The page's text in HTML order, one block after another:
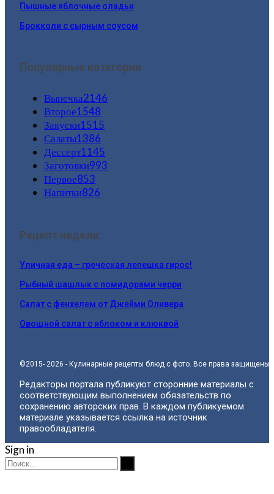
Пышные яблочные оладьи
Брокколи с сырным соусом
Популярные категории
Выпечка2146
Второе1548
Закуски1515
Салаты1386
Дессерт1145
Заготовки993
Первое853
Напитки826
Рецепт недели:
Уличная еда – греческая лепешка гирос!
Рыбный шашлык с помидорами черри
Салат с фенхелем от Джейми Оливера
Овощной салат с яблоком и клюквой
©2015- 2026 - Кулинарные рецепты блюд с фото. Все права защищены.
Редакторы портала публикуют сторонние материалы с
соответствующим выполнением обязательств по
сохранению авторских прав. В каждом публикуемом
материале указывается ссылка на источник
правообладателя.
Sign in